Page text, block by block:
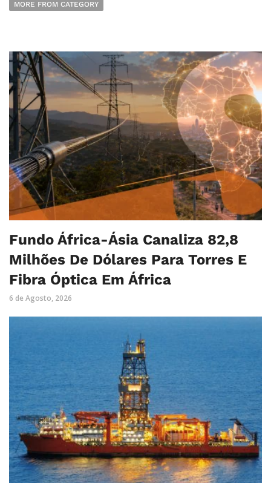
MORE FROM CATEGORY
Fundo África-Ásia Canaliza 82,8
Milhões De Dólares Para Torres E
Fibra Óptica Em África
6 de Agosto, 2026